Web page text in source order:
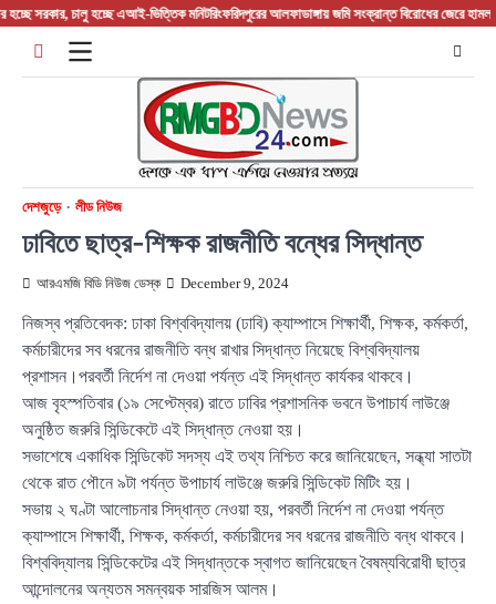
Skipচালু হচ্ছে এআই-ভিত্তিক মনিটরিংফরিদপুরের আলফাডাঙ্গায় জমি সংক্রান্ত বিরোধের জেরে হামলা আহত
দেশজুড়ে লীড নিউজ
ঢাবিতে ছাত্র-শিক্ষক রাজনীতি বন্ধের সিদ্ধান্ত
আরএমজি বিডি নিউজ ডেস্ক December 9, 2024
নিজস্ব প্রতিবেদক: ঢাকা বিশ্ববিদ্যালয় (ঢাবি) ক্যাম্পাসে শিক্ষার্থী, শিক্ষক, কর্মকর্তা,
কর্মচারীদের সব ধরনের রাজনীতি বন্ধ রাখার সিদ্ধান্ত নিয়েছে বিশ্ববিদ্যালয়
প্রশাসন।পরবর্তী নির্দেশ না দেওয়া পর্যন্ত এই সিদ্ধান্ত কার্যকর থাকবে।
আজ বৃহস্পতিবার (১৯ সেপ্টেম্বর) রাতে ঢাবির প্রশাসনিক ভবনে উপাচার্য লাউঞ্জে
অনুষ্ঠিত জরুরি সিন্ডিকেটে এই সিদ্ধান্ত নেওয়া হয়।
সভাশেষে একাধিক সিন্ডিকেট সদস্য এই তথ্য নিশ্চিত করে জানিয়েছেন, সন্ধ্যা সাতটা
থেকে রাত পৌনে ৯টা পর্যন্ত উপাচার্য লাউঞ্জে জরুরি সিন্ডিকেট মিটিং হয়।
সভায় ২ ঘণ্টা আলোচনার সিদ্ধান্ত নেওয়া হয়, পরবর্তী নির্দেশ না দেওয়া পর্যন্ত
ক্যাম্পাসে শিক্ষার্থী, শিক্ষক, কর্মকর্তা, কর্মচারীদের সব ধরনের রাজনীতি বন্ধ থাকবে।
বিশ্ববিদ্যালয় সিন্ডিকেটের এই সিদ্ধান্তকে স্বাগত জানিয়েছেন বৈষম্যবিরোধী ছাত্র
আন্দোলনের অন্যতম সমন্বয়ক সারজিস আলম।